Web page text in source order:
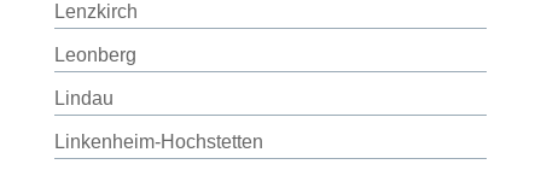
Lenzkirch
Leonberg
Lindau
Linkenheim-Hochstetten